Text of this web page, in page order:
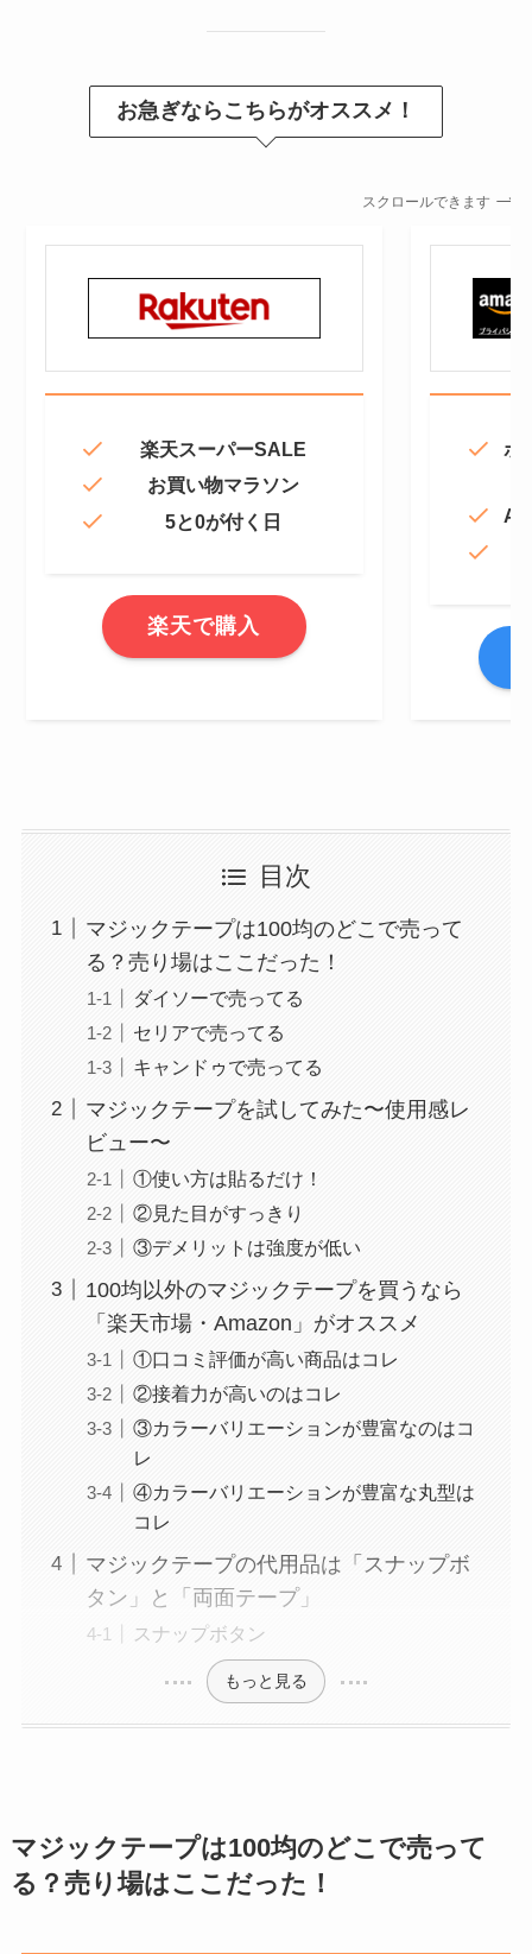
お急ぎならこちらがオススメ！
スクロールできます
楽天スーパーSALE
お買い物マラソン
5と0が付く日
楽天で購入
ポ
目次
マジックテープは100均のどこで売って
る？売り場はここだった！
ダイソーで売ってる
セリアで売ってる
キャンドゥで売ってる
マジックテープを試してみた〜使用感レ
ビュー〜
①使い方は貼るだけ！
②見た目がすっきり
③デメリットは強度が低い
100均以外のマジックテープを買うなら
「楽天市場・Amazon」がオススメ
①口コミ評価が高い商品はコレ
②接着力が高いのはコレ
③カラーバリエーションが豊富なのはコ
レ
④カラーバリエーションが豊富な丸型は
コレ
マジックテープの代用品は「スナップボ
タン」と「両面テープ」
スナップボタン
もっと見る
マジックテープは100均のどこで売って
る？売り場はここだった！